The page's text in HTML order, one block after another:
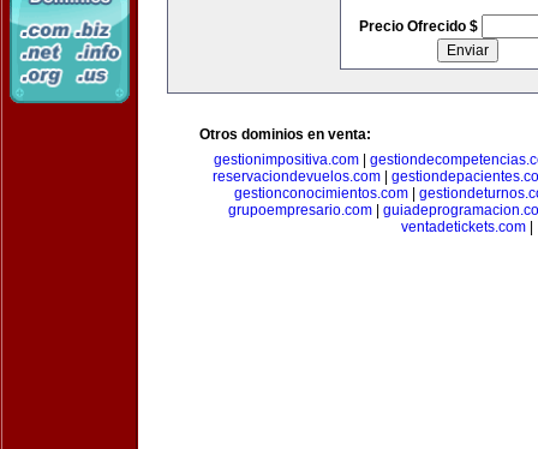
Precio Ofrecido $
Otros dominios en venta:
gestionimpositiva.com
reservaciondevuelos.com
gestionconocimientos.com
grupoempresario.com|
ventadetickets.com